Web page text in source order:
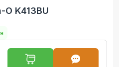
K413BU